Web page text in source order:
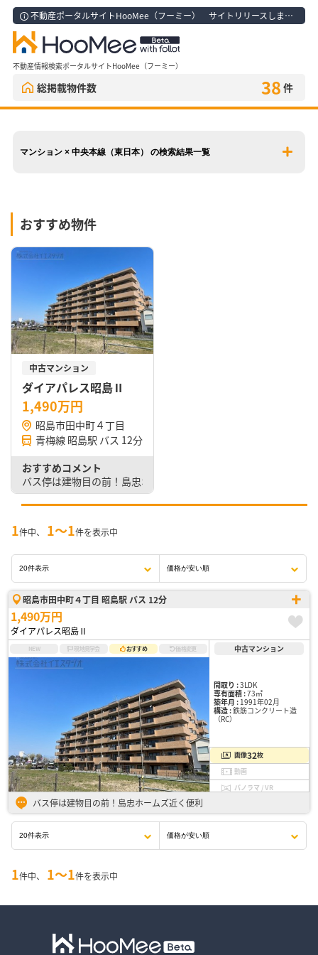
不動産ポータルサイトHooMee（フーミー） サイトリリースしました！
不動産情報検索ポータルサイトHooMee（フーミー）
総掲載物件数 38 件
マンション × 中央本線（東日本） の検索結果一覧
おすすめ物件
中古マンション
ダイアパレス昭島Ⅱ
1,490万円
昭島市田中町４丁目
青梅線 昭島駅 バス 12分
おすすめコメント
バス停は建物目の前！島忠ホームズ近く便利
1件中、 1〜1件を表示中
昭島市田中町４丁目 昭島駅 バス 12分
1,490万円
ダイアパレス昭島Ⅱ
NEW 現地見学会 おすすめ 価格変更 中古マンション
間取り :3LDK
専有面積 :73㎡
築年月 :1991年02月
構造 :鉄筋コンクリート造
（RC）
画像32枚
動画
パノラマ / VR
バス停は建物目の前！島忠ホームズ近く便利
1件中、 1〜1件を表示中